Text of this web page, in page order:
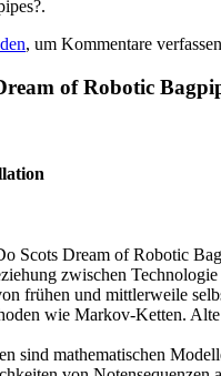
, um Kommentare
of Robotic
Scots Dream of Robotic
zwischen
frühen und mittlerweile
wie Markov-Ketten.
sind mathematischen